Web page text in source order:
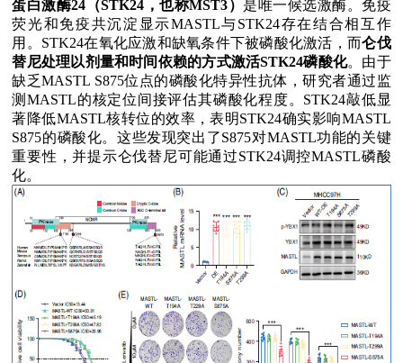
蛋白激酶24 （STK24 ，也称MST3） 是唯一候选激酶。免疫
荧光和免疫共沉淀显示MASTL与STK24存在结合相互作
用。 STK24在氧化应激和缺氧条件下被磷酸化激活，而仑伐
替尼处理以剂量和时间依赖的方式激活STK24磷酸化。由于
缺乏MASTL S875位点的磷酸化特异性抗体，研究者通过监
测MASTL的核定位间接评估其磷酸化程度。 STK24敲低显
著降低MASTL核转位的效率，表明STK24确实影响MASTL
S875的磷酸化。这些发现突出了S875对MASTL功能的关键
重要性，并提示仑伐替尼可能通过STK24调控MASTL磷酸
化。